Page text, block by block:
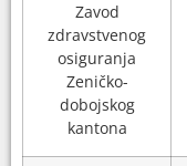
Zavod
zdravstvenog
osiguranja
Zeničko-
dobojskog
kantona